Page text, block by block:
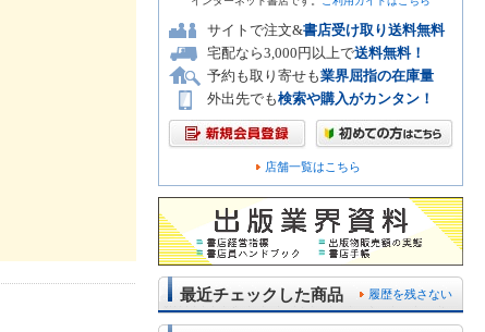
サイトで注文&書店受け取り送料無料
宅配なら3,000円以上で送料無料！
予約も取り寄せも業界屈指の在庫量
外出先でも検索や購入がカンタン！
店舗一覧はこちら
履歴を残さない
最近チェックした商品